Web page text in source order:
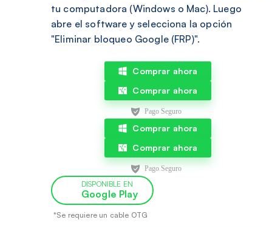
tu computadora (Windows o Mac). Luego
abre el software y selecciona la opción
"Eliminar bloqueo Google (FRP)".
Comprar ahora
Comprar ahora
Comprar ahora
Comprar ahora
DISPONIBLE EN
Google Play
*Se requiere un cable OTG